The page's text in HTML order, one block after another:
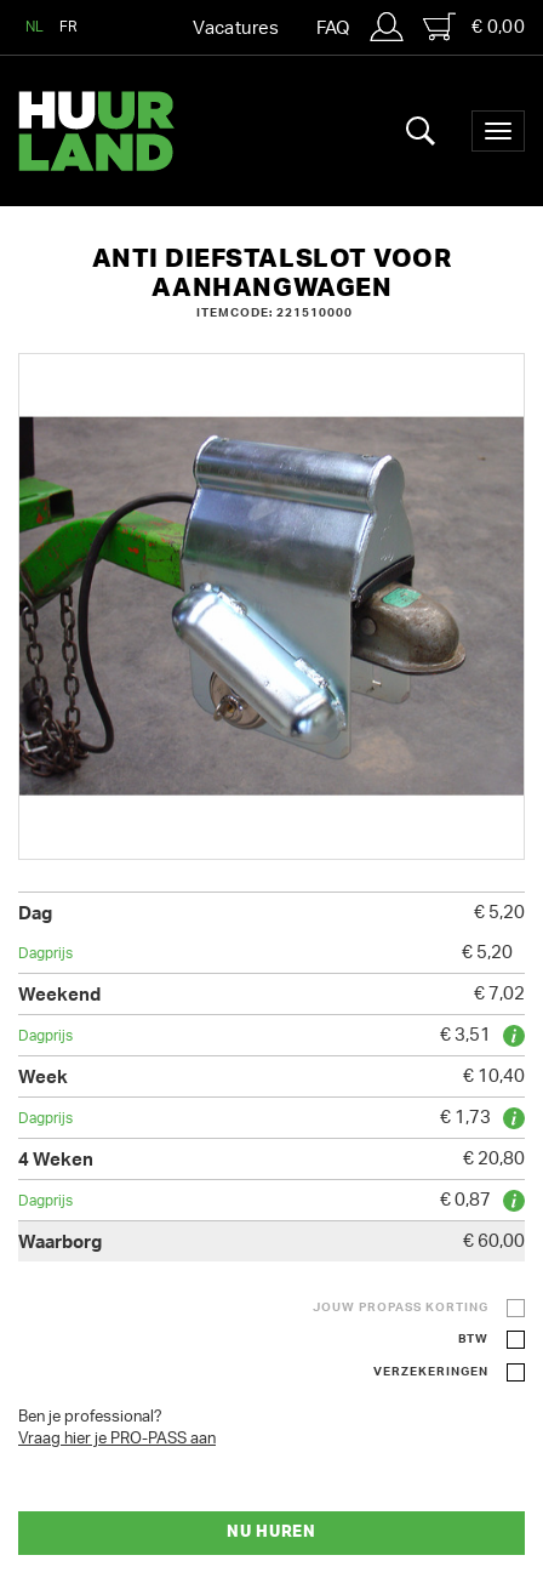
NL FR Vacatures FAQ € 0,00
ANTI DIEFSTALSLOT VOOR
AANHANGWAGEN
ITEMCODE: 221510000
€ 5,20
€ 5,20
€ 7,02
€ 3,51
€ 10,40
€ 1,73
€ 20,80
€ 0,87
€ 60,00
JOUW PROPASS KORTING
BTW
VERZEKERINGEN
Ben je professional?
Vraag hier je PRO-PASS aan
NU HUREN